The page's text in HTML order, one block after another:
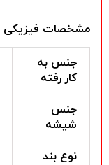
مشخصات فیزیکی
جنس به
کار رفته
جنس
شیشه
نوع بند